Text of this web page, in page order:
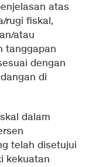
atas
rugi fiskal,
atau
tanggapan
dengan
di
dalam
telah disetujui
kekuatan